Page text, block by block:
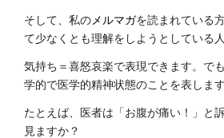
そして、私のメルマガを読まれている
て少なくとも理解をしようとしている
気持ち＝喜怒哀楽で表現できます。で
学的で医学的精神状態のことを表します
たとえば、医者は「お腹が痛い！」と
見ますか？